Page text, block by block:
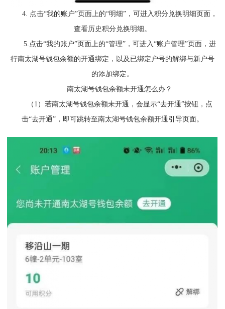
4. 点击“我的账户”页面上的“明细”，可进入积分兑换明细页面，
查看历史积分兑换明细。
5.点击“我的账户”页面上的“管理”，可进入“账户管理”页面，进
行南太湖号钱包余额的开通绑定，以及已绑定户号的解绑与新户号
的添加绑定。
南太湖号钱包余额未开通怎么办？
（1）若南太湖号钱包余额未开通，会显示“去开通”按钮，点
击“去开通”，即可跳转至南太湖号钱包余额开通引导页面。